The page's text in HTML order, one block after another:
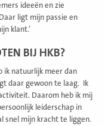
ideeën en zie
ligt mijn passie en
klant.’
BIJ HKB?
ik natuurlijk meer dan
daar gewoon te laag. Ik
Daarom heb ik mij
leiderschap in
snel mijn kracht te liggen.